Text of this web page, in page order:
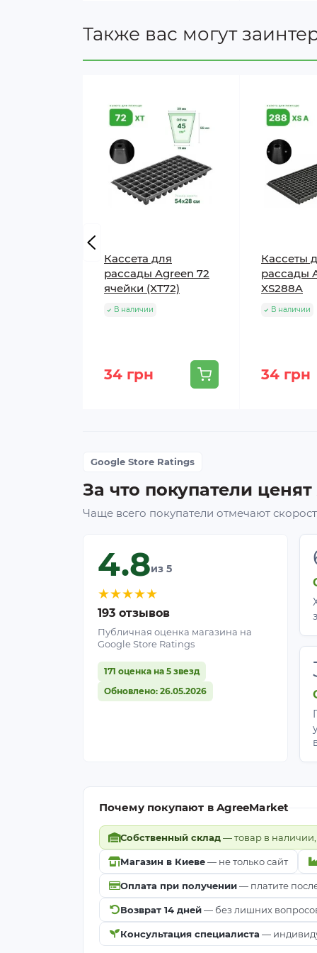
Культура
Перец сладкий и острый
Баклажан, физалис
Клубника, земляника
Артишок, кардон
Кабачок, тыква, патиссон, дыня,
быстро заполняет даже 178 см³ и
Часто задаваемые
Сколько субстрата нужно на
Примерно 6–7 л на всю кассету (178
Что выбрать — XTB32 или XD40B
XTB32 глубже (110 vs 100 мм) и
Чем XTB32 отличается от XTB50?
XTB32 имеет больший объём (178 vs
стандартного срока томата и
рассады для ранней теплицы.
Сколько семян сеять в одну
1–2 семени. После появления
Также вас могут
Кассета для
рассады Agreen 72
ячейки (XT72)
В наличии
34 грн
Кассеты
рассады
XS288A
В наличии
34 грн
Google Store Ratings
За что покупатели
Чаще всего покупатели отмечают
4.8из 5
★★★★★
193 отзывов
Публичная оценка магазина на
Google Store Ratings
171 оценка на 5 звезд
Обновлено: 26.05.2026
Почему покупают в AgreeMarket
Собственный склад— товар в наличии,
Магазин в Киеве— не только сайт
Оплата при получении— платите
Возврат 14 дней— без лишних
Консультация специалиста —